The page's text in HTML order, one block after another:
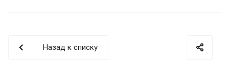
Назад к списку